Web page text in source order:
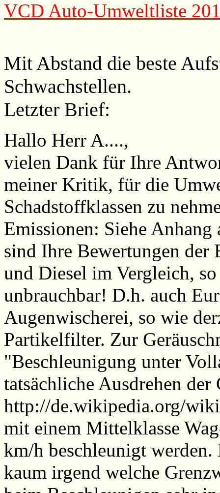
VCD Auto-Umweltliste
Mit Abstand die beste
Schwachstellen.
Letzter Brief:
Hallo Herr A....,
vielen Dank für Ihre
meiner Kritik, für die
Schadstoffklassen zu
Emissionen: Siehe
sind Ihre Bewertungen der
und Diesel im Vergleich,
unbrauchbar! D.h. auch
Augenwischerei, so wie
Partikelfilter. Zur
"Beschleunigung unter
tatsächliche Ausdrehen der
http://de.wikipedia.org/
mit einem Mittelklasse
km/h beschleunigt
kaum irgend welche